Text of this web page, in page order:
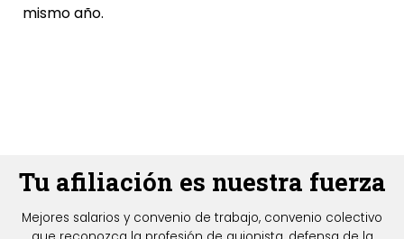
mismo año.
Tu afiliación es nuestra fuerza
Mejores salarios y convenio de trabajo, convenio colectivo